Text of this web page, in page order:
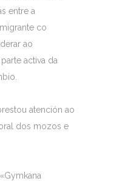
entre a
co
ao
activa da
atención ao
dos mozos e